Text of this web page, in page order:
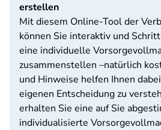
erstellen
Mit diesem Online-Tool der
können Sie interaktiv und
eine individuelle
zusammenstellen –natürlich
und Hinweise helfen Ihnen
eigenen Entscheidung zu
erhalten Sie eine auf Sie
individualisierte